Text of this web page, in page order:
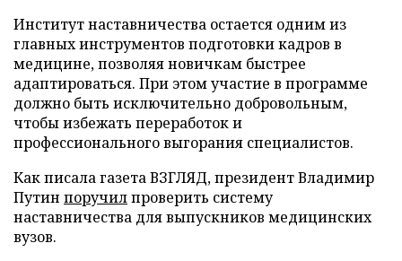
Институт наставничества остается одним из
главных инструментов подготовки кадров в
медицине, позволяя новичкам быстрее
адаптироваться. При этом участие в программе
должно быть исключительно добровольным,
чтобы избежать переработок и
профессионального выгорания специалистов.
Как писала газета ВЗГЛЯД, президент Владимир
Путин поручилпроверить систему
наставничества для выпускников медицинских
вузов.